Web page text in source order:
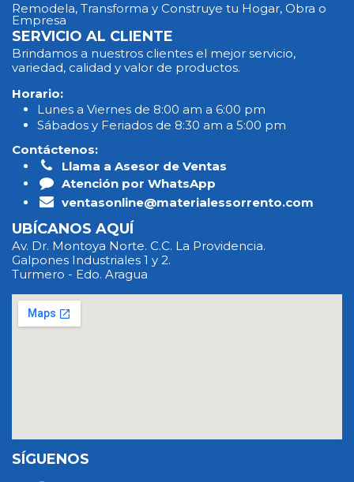
Remodela, Transforma y Construye tu Hogar, Obra o
Empresa
SERVICIO AL CLIENTE
Brindamos a nuestros clientes el mejor servicio,
variedad, calidad y valor de productos.
Horario:
Lunes a Viernes de 8:00 am a 6:00 pm
Sábados y Feriados de 8:30 am a 5:00 pm
Contáctenos:
Llama a Asesor de Ventas
Atención por WhatsApp
ventasonline@materialessorrento.com
UBÍCANOS AQUÍ
Av. Dr. Montoya Norte. C.C. La Providencia.
Galpones Industriales 1 y 2.
Turmero - Edo. Aragua
SÍGUENOS